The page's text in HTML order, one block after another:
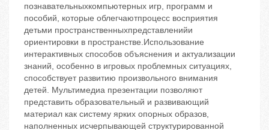
познавательныхкомпьютерных игр, программ и
пособий, которые облегчаютпроцесс восприятия
детьми пространственныхпредставленийи
ориентировки в пространстве.Использование
интерактивных способов объяснения и актуализации
знаний, особенно в игровых проблемных ситуациях,
способствует развитию произвольного внимания
детей. Мультимедиа презентации позволяют
представить образовательный и развивающий
материал как систему ярких опорных образов,
наполненных исчерпывающей структурированной